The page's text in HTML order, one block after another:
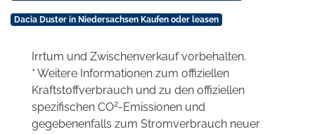
Dacia Duster in Niedersachsen Kaufen oder leasen
Irrtum und Zwischenverkauf vorbehalten.
* Weitere Informationen zum offiziellen
Kraftstoffverbrauch und zu den offiziellen
spezifischen CO2-Emissionen und
gegebenenfalls zum Stromverbrauch neuer